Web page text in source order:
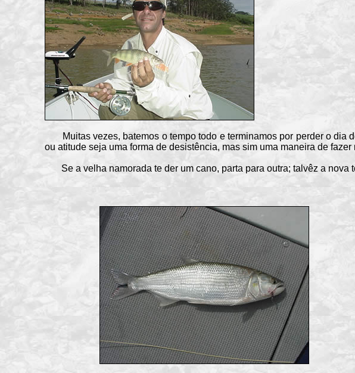
Muitas vezes, batemos o tempo todo e terminamos por perder o dia
ou atitude seja uma forma de desistência, mas sim uma maneira de fazer
Se a velha namorada te der um cano, parta para outra; talvêz a nova